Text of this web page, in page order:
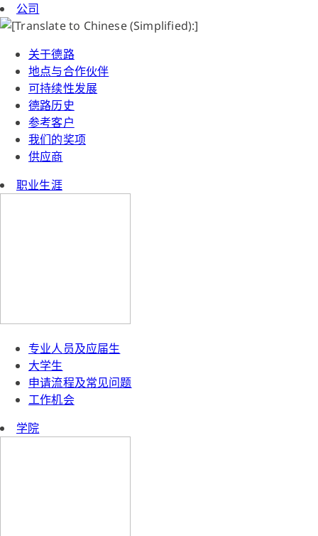
公司
关于德路
地点与合作伙伴
可持续性发展
德路历史
参考客户
我们的奖项
供应商
职业生涯
专业人员及应届生
大学生
申请流程及常见问题
工作机会
学院